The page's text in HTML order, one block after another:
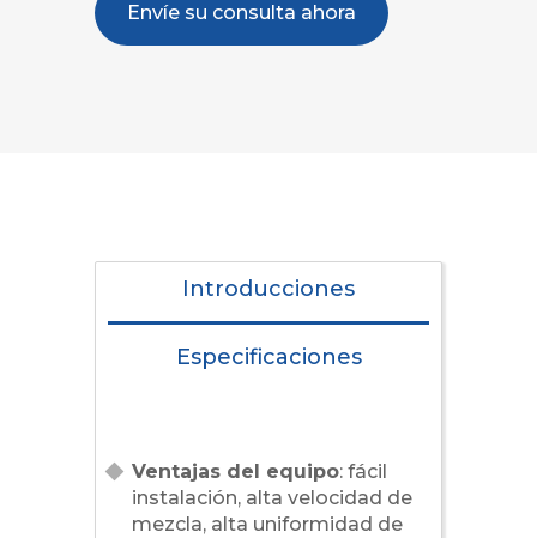
Envíe su consulta ahora
Introducciones
Especificaciones
Ventajas del equipo: fácil
instalación, alta velocidad de
mezcla, alta uniformidad de